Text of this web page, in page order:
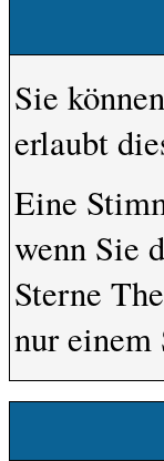
Sie
erlaubt
Eine
wenn Sie
Sterne
nur einem